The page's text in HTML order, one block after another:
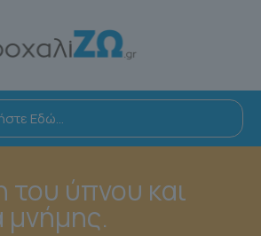
του ύπνου και
μνήμης.